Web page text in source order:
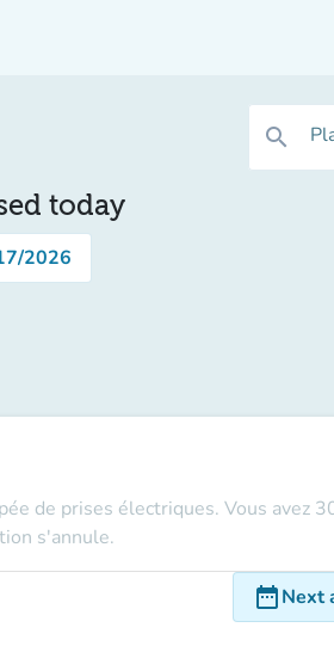
search
today
2026
de prises électriques. Vous avez
s'annule.
date_rangeNext